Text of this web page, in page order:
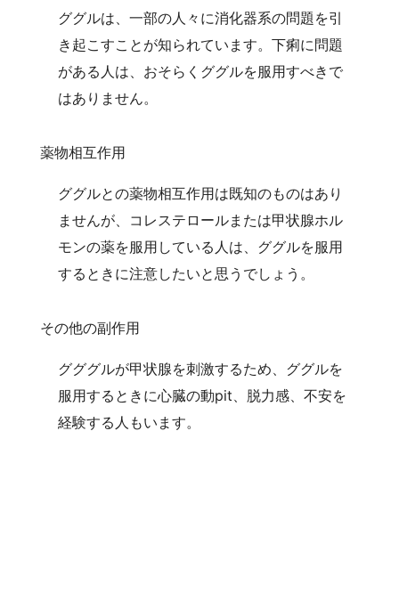
ググルは、一部の人々に消化器系の問題を引
き起こすことが知られています。下痢に問題
がある人は、おそらくググルを服用すべきで
はありません。
薬物相互作用
ググルとの薬物相互作用は既知のものはあり
ませんが、コレステロールまたは甲状腺ホル
モンの薬を服用している人は、ググルを服用
するときに注意したいと思うでしょう。
その他の副作用
グググルが甲状腺を刺激するため、ググルを
服用するときに心臓の動pit、脱力感、不安を
経験する人もいます。